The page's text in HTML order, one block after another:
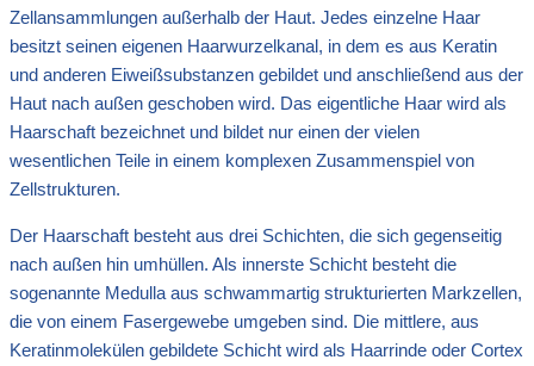
Zellansammlungen außerhalb der Haut. Jedes einzelne Haar
besitzt seinen eigenen Haarwurzelkanal, in dem es aus Keratin
und anderen Eiweißsubstanzen gebildet und anschließend aus der
Haut nach außen geschoben wird. Das eigentliche Haar wird als
Haarschaft bezeichnet und bildet nur einen der vielen
wesentlichen Teile in einem komplexen Zusammenspiel von
Zellstrukturen.
Der Haarschaft besteht aus drei Schichten, die sich gegenseitig
nach außen hin umhüllen. Als innerste Schicht besteht die
sogenannte Medulla aus schwammartig strukturierten Markzellen,
die von einem Fasergewebe umgeben sind. Die mittlere, aus
Keratinmolekülen gebildete Schicht wird als Haarrinde oder Cortex